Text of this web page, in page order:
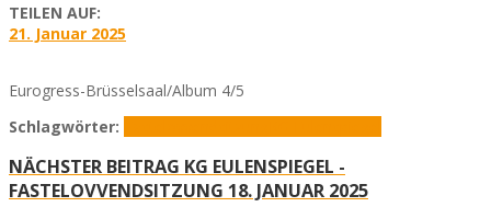
TEILEN AUF:
21. Januar 2025
Eurogress-Brüsselsaal/Album 4/5
Schlagwörter:
NÄCHSTER BEITRAG KG EULENSPIEGEL -
FASTELOVVENDSITZUNG 18. JANUAR 2025